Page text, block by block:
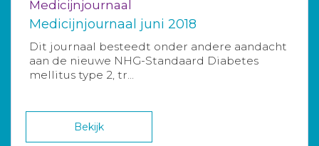
Medicijnjournaal
Medicijnjournaal juni 2018
Dit journaal besteedt onder andere aandacht
aan de nieuwe NHG-Standaard Diabetes
mellitus type 2, tr...
Bekijk